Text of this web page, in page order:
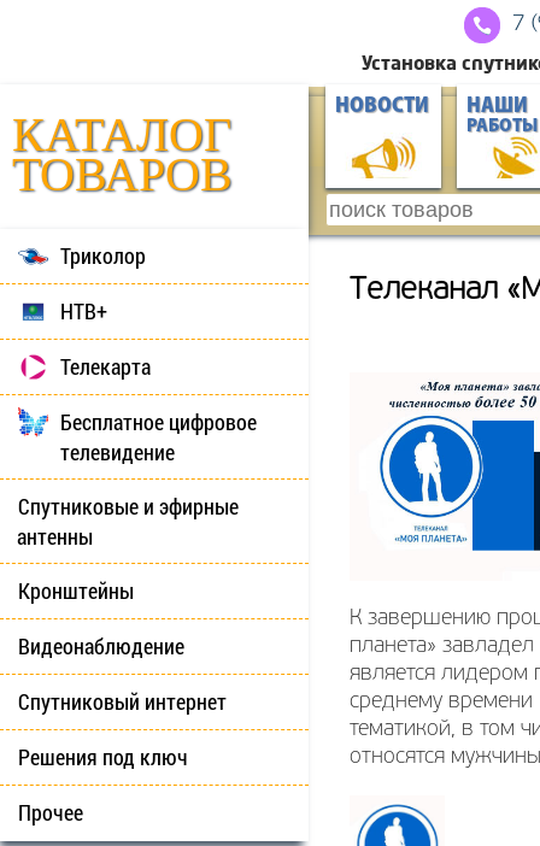
7
Установка
КАТАЛОГ
ТОВАРОВ
НОВОСТИ НАШИ
РАБОТЫ
Триколор
НТВ+
Телекарта
Бесплатное цифровое
телевидение
Спутниковые и эфирные
антенны
Кронштейны
Видеонаблюдение
Спутниковый интернет
Решения под ключ
Прочее
Телеканал
К завершению
планета»
является лидером
среднему времени
тематикой, в том
относятся